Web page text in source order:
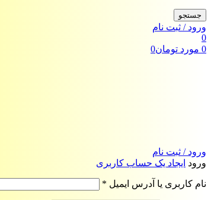
جستجو
ورود / ثبت نام
0
0 مورد تومان0
ورود / ثبت نام
ورود ایجاد یک حساب کاربری
نام کاربری یا آدرس ایمیل *